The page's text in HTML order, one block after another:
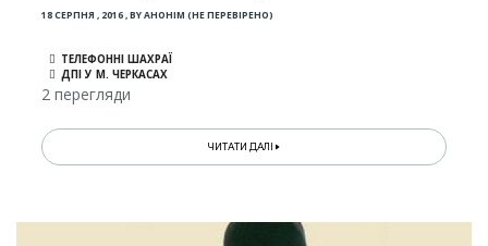
18 СЕРПНЯ , 2016,BYАНОНІМ (НЕ ПЕРЕВІРЕНО)
ТЕЛЕФОННІ ШАХРАЇ
ДПІ У М. ЧЕРКАСАХ
2 перегляди
ЧИТАТИ ДАЛІ